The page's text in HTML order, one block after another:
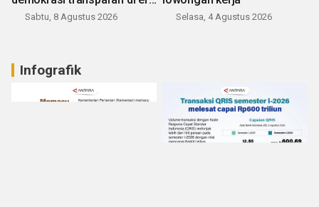
digital
Sabtu, 8 Agustus 2026 Selasa, 4 Agustus 2026
Infografik